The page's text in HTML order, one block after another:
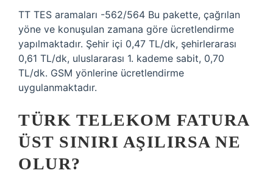
TT TES aramaları -562/564 Bu pakette, çağrılan
yöne ve konuşulan zamana göre ücretlendirme
yapılmaktadır. Şehir içi 0,47 TL/dk, şehirlerarası
0,61 TL/dk, uluslararası 1. kademe sabit, 0,70
TL/dk. GSM yönlerine ücretlendirme
uygulanmaktadır.
TÜRK TELEKOM FATURA
ÜST SINIRI AŞILIRSA NE
OLUR?